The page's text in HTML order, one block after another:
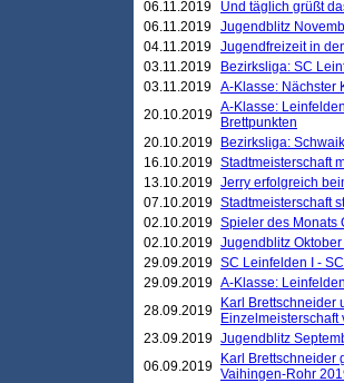
06.11.2019
Und täglich grüßt
06.11.2019 Jugendblitz
04.11.2019 Jugendfreizeit in
03.11.2019
Bezirksliga: SC
03.11.2019 A-Klasse: Nächster
20.10.2019 A-Klasse:
Brettpunkten
20.10.2019
Bezirksliga:
16.10.2019 Stadtmeisterschaft
13.10.2019 Jerry erfolgreich
07.10.2019 Stadtmeisterschaft
02.10.2019 Spieler des Monats
02.10.2019 Jugendblitz
29.09.2019 SC Leinfelden I -
29.09.2019 A-Klasse:
28.09.2019
Karl Brettschneider
23.09.2019 Jugendblitz
06.09.2019
Karl Brettschneider
Vaihingen-Rohr